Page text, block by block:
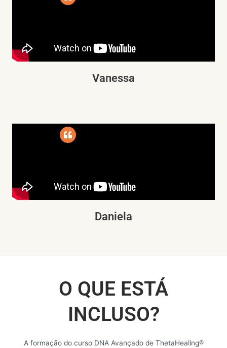
Vanessa
Daniela
O QUE ESTÁ
INCLUSO?
A formação do curso DNA Avançado de ThetaHealing®